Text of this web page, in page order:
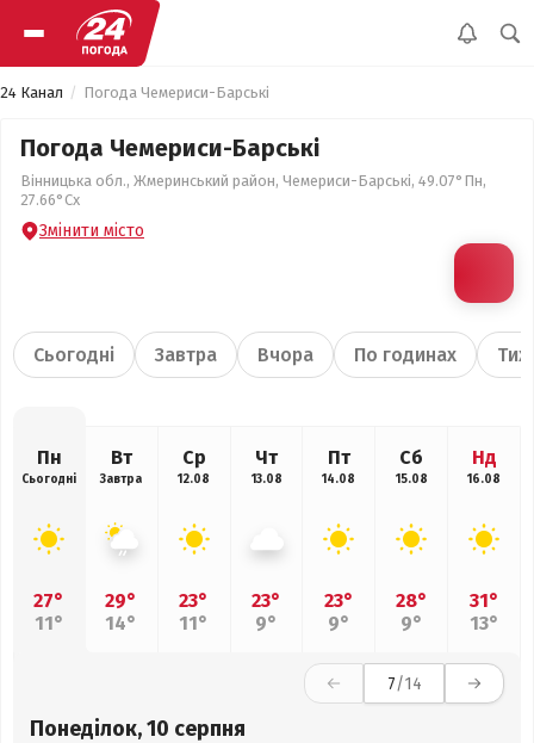
24 Канал Погода Чемериси-Барські
Погода Чемериси-Барські
Вінницька обл., Жмеринський район, Чемериси-Барські, 49.07°Пн,
27.66°Сх
Змінити місто
Сьогодні Завтра Вчора По годинах
Пн
Сьогодні
27°
11°
Вт
Завтра
29°
14°
Ср
12.08
23°
11°
Чт
13.08
23°
9°
Пт
14.08
23°
9°
Сб
15.08
28°
9°
Нд
16.08
31°
13°
7/14
Понеділок, 10 серпня